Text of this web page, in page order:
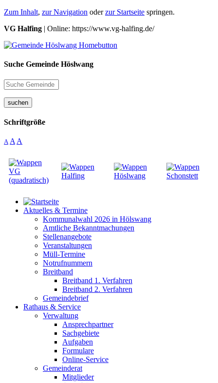
Zum Inhalt, zur Navigation oderzur Startseite springen.
VG Halfing | Online: https://www.vg-halfing.de/
Suche Gemeinde Höslwang
suchen
Schriftgröße
A A A
Aktuelles & Termine
Kommunalwahl 2026 in Hölswang
Amtliche Bekanntmachungen
Stellenangebote
Veranstaltungen
Müll-Termine
Notrufnummern
Breitband
Breitband 1. Verfahren
Breitband 2. Verfahren
Gemeindebrief
Rathaus & Service
Verwaltung
Ansprechpartner
Sachgebiete
Aufgaben
Formulare
Online-Service
Gemeinderat
Mitglieder